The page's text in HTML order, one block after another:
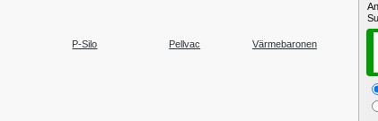
P-Silo Pellvac Värmebaronen